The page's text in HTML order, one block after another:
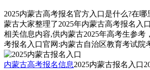
2025内蒙古高考报名官方入口是什么?在哪
蒙古大家整理了2025年内蒙古高考报名入
相关信息内容,供内蒙古2025年高考生参考
考报名入口官网:内蒙古自治区教育考试院
内蒙古高考报名信息2025内蒙古报名入口